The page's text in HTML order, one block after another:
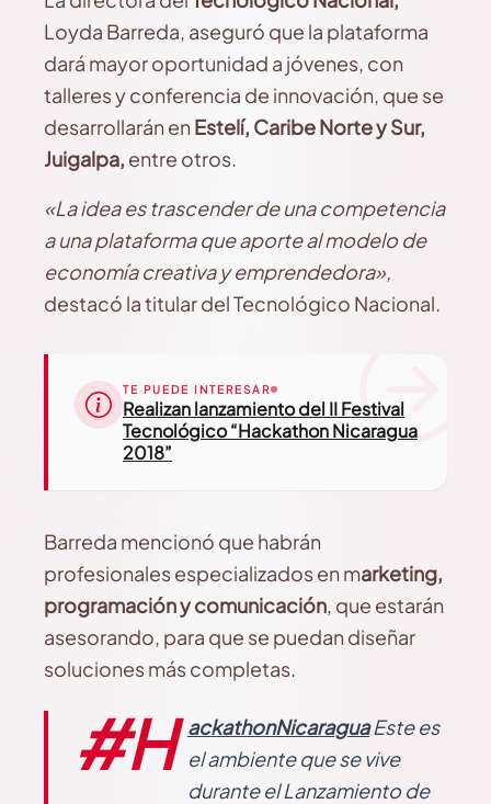
Loyda Barreda, aseguró que la plataforma
dará mayor oportunidad a jóvenes, con
talleres y conferencia de innovación, que se
desarrollarán enEstelí, Caribe Norte y Sur,
Juigalpa, entre otros.
«La idea es trascender de una competencia
a una plataforma que aporte al modelo de
economía creativa y emprendedora»,
destacó la titular del Tecnológico Nacional.
TE PUEDE INTERESAR
Realizan lanzamiento del II Festival
Tecnológico “Hackathon Nicaragua
2018”
Barreda mencionó que habrán
profesionales especializados en marketing,
programación y comunicación, que estarán
asesorando, para que se puedan diseñar
soluciones más completas.
#H ackathonNicaraguaEste es
el ambiente que se vive
durante el Lanzamiento de